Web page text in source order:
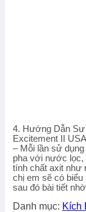
4. Hướng Dẫn
Excitement II
– Mỗi lần sử
pha với nước lọc,
tính chất axit như
chị em sẽ có biểu
sau đó bài tiết
Danh mục: Kích